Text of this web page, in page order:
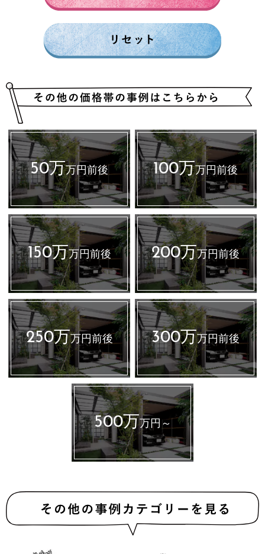
50万万円前後 100万万円前後
150万万円前後 200万万円前後
250万万円前後 300万万円前後
500万万円～